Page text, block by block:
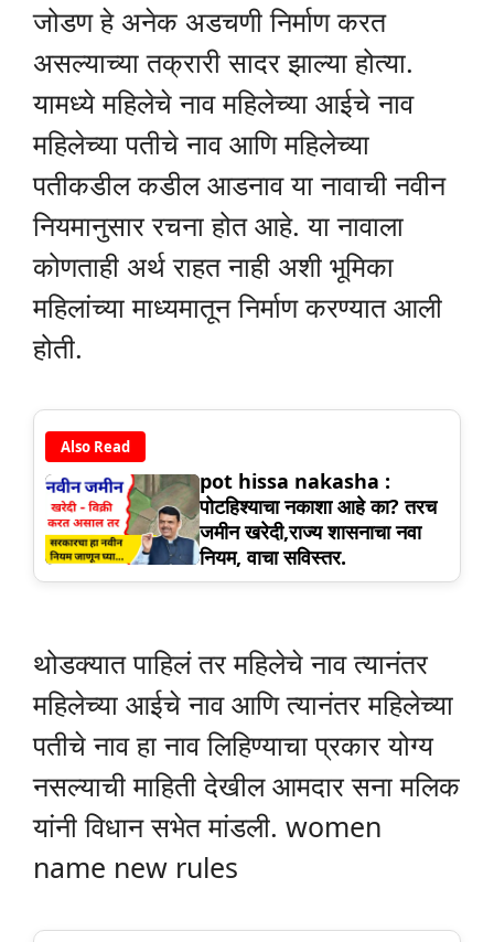
जोडण हे अनेक अडचणी निर्माण करत
असल्याच्या तक्रारी सादर झाल्या होत्या.
यामध्ये महिलेचे नाव महिलेच्या आईचे नाव
महिलेच्या पतीचे नाव आणि महिलेच्या
पतीकडील कडील आडनाव या नावाची नवीन
नियमानुसार रचना होत आहे. या नावाला
कोणताही अर्थ राहत नाही अशी भूमिका
महिलांच्या माध्यमातून निर्माण करण्यात आली
होती.
Also Read
pot hissa nakasha :
पोटहिश्याचा नकाशा आहे का? तरच
जमीन खरेदी,राज्य शासनाचा नवा
नियम, वाचा सविस्तर.
थोडक्यात पाहिलं तर महिलेचे नाव त्यानंतर
महिलेच्या आईचे नाव आणि त्यानंतर महिलेच्या
पतीचे नाव हा नाव लिहिण्याचा प्रकार योग्य
नसल्याची माहिती देखील आमदार सना मलिक
यांनी विधान सभेत मांडली. women
name new rules